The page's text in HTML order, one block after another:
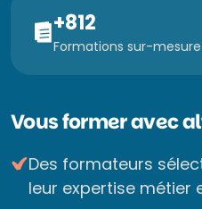
+812
Formations sur-mesure
Vous former avec
Des formateurs
leur expertise métier